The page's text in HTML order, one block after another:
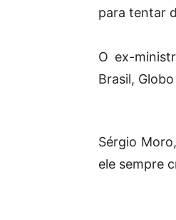
para tentar
O ex-
Brasil,
Sérgio
ele sempre